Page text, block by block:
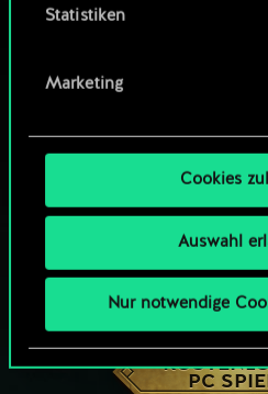
um das Thema Cookies
Statistiken
Marketing
Cookies
Auswahl
Nur notwendige
WIE WÄR’S MIT
PC